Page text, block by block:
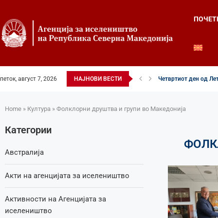
петок, август 7, 2026 НАЈНОВИ ВЕСТИ Четвртиот ден од
Home » Култура » Фолклорни друштва и групи во Македонија
Категории
Австралија
Акти на агенцијата за иселеништво
Активности на Агенцијата за
иселеништво